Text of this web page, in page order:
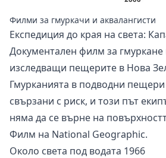
Филми за гмуркачи и аквалангисти
Експедиция до края на света:
Документален филм за гмуркане
изследващи пещерите в Нова
Гмурканията в подводни пещери
свързани с риск, и този път
няма да се върне на
Филм на National Geographic.
Около света под водата 1966